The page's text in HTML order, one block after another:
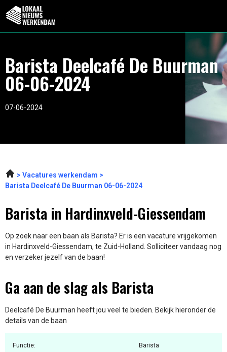
Barista Deelcafé De Buurman
06-06-2024
07-06-2024
Vacatures werkendam
Barista Deelcafé De Buurman 06-06-2024
Barista in Hardinxveld-Giessendam
Op zoek naar een baan als Barista? Er is een vacature vrijgekomen
in Hardinxveld-Giessendam, te Zuid-Holland. Solliciteer vandaag nog
en verzeker jezelf van de baan!
Ga aan de slag als Barista
Deelcafé De Buurman heeft jou veel te bieden. Bekijk hieronder de
details van de baan
Functie: Barista